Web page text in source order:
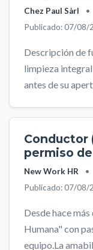
Chez Paul Sàrl •
Publicado: 07/08/
Descripción de
limpieza
antes de su
Conductor
permiso
New Work HR •
Publicado: 07/08/
Desde hace
Humana" con
equipo.La